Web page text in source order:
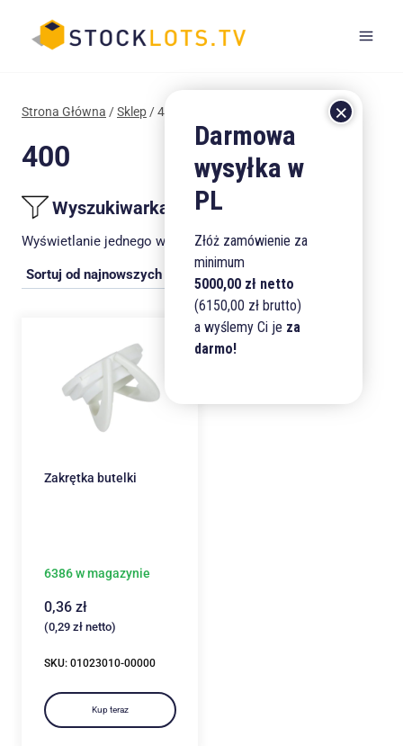
Strona Główna /Sklep/400
400
Wyszukiwarka produktów
Wyświetlanie jednego wyniku
Zakrętka butelki
6386 w magazynie
0,36 zł
(0,29 złnetto)
SKU: 01023010-00000
Kup teraz
Złóż zamówienie za
minimum
5000,00 zł netto
(6150,00 zł brutto)
a wyślemy Ci je za
darmo!